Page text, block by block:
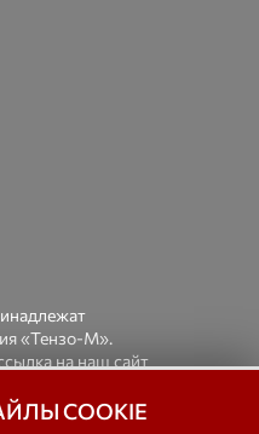
«Тензо-М».
на наш сайт
COOKIE